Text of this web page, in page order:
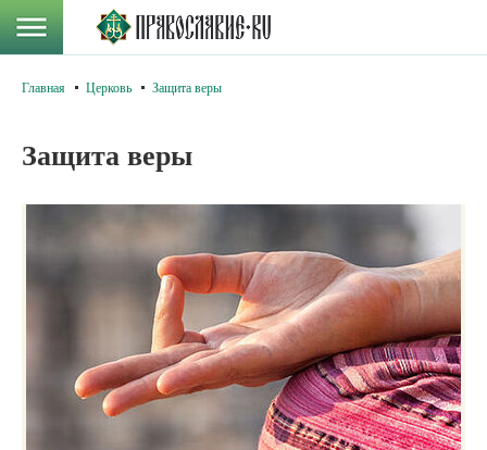
Главная Церковь Защита веры
Защита веры